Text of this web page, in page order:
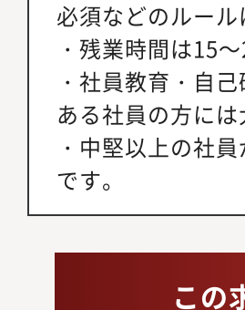
必須などのルー
・残業時間は15
・社員教育・自
ある社員の方に
・中堅以上の社
です。
この